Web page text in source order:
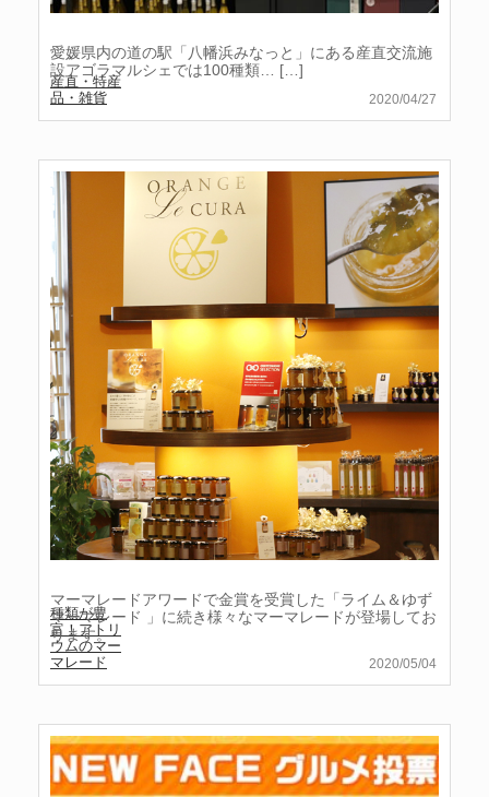
2020/04/27
産直・特産
品・雑貨
愛媛県内の道の駅「八幡浜みなっと」にある産直交流施
設アゴラマルシェでは100種類… […]
2020/05/04
種類が豊
富！アトリ
ウムのマー
マレード
マーマレードアワードで金賞を受賞した「ライム＆ゆず
マーマレード 」に続き様々なマーマレードが登場してお
ります。